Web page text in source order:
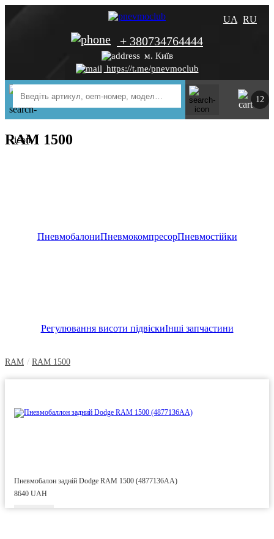
UA RU
+ 380734764444
м. Київ
https://t.me/pnevmoclub
12
RAM 1500
ПневмобалониПневмокомпресорПневмостійки
Регулювання висоти підвіскиІнші запчастини
RAM / RAM 1500
Пневмобалон задній Dodge RAM 1500 (4877136AA)
8640 UAH